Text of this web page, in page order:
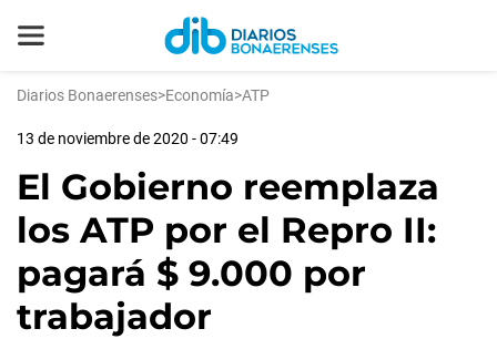
Diarios Bonaerenses>Economía>ATP
13 de noviembre de 2020 - 07:49
El Gobierno reemplaza
los ATP por el Repro II:
pagará $ 9.000 por
trabajador